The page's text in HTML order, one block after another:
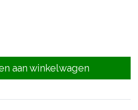
aan winkelwagen